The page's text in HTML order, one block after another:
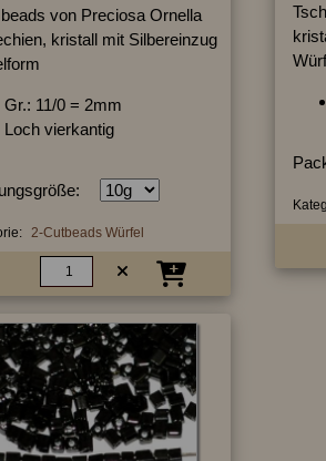
von Preciosa Ornella
kristall mit Silbereinzug
Gr.: 11/0 = 2mm
Loch vierkantig
2-Cutbeads Würfel